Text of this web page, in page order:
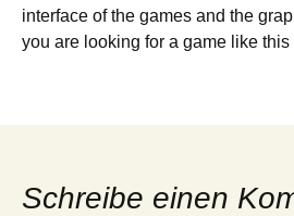
interface of the games and the
you are looking for a game like this
Schreibe einen